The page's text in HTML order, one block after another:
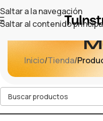
Saltar a la navegación
Saltar al contenido
Inicio/Tienda/